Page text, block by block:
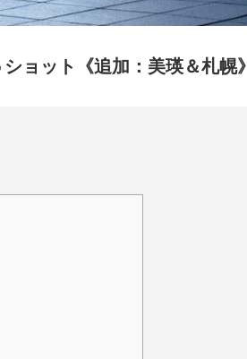
ョット《追加：美瑛＆札幌》